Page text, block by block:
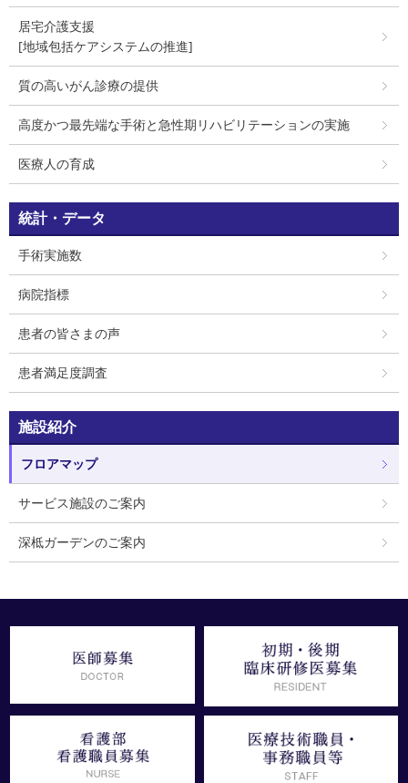
居宅介護支援
[地域包括ケアシステムの推進]
質の高いがん診療の提供
高度かつ最先端な手術と急性期リハビリテーションの実施
医療人の育成
統計・データ
手術実施数
病院指標
患者の皆さまの声
患者満足度調査
施設紹介
フロアマップ
サービス施設のご案内
深柢ガーデンのご案内